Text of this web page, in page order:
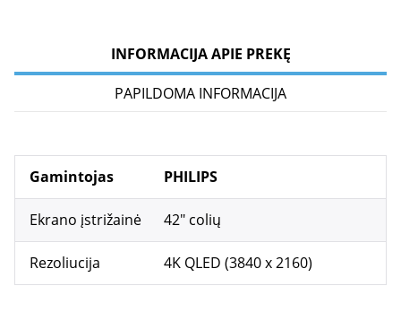
INFORMACIJA APIE PREKĘ
PAPILDOMA INFORMACIJA
Gamintojas PHILIPS
Ekrano įstrižainė 42" colių
Rezoliucija 4K QLED (3840 x 2160)